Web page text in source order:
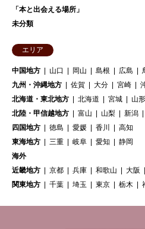
「本と出会える場所」
未分類
エリア
中国地方 山口 岡山 島根 広島
九州・沖縄地方
佐賀 大分 宮崎
北海道・東北地方
北海道 宮城 山形
北陸・甲信越地方
富山 山梨 新潟
四国地方
徳島 愛媛 香川
高知
東海地方
三重 岐阜 愛知
静岡
海外
近畿地方
京都 兵庫 和歌山 大阪
関東地方
千葉 埼玉 東京 栃木